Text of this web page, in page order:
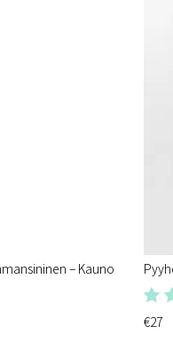
– Kauno
€27